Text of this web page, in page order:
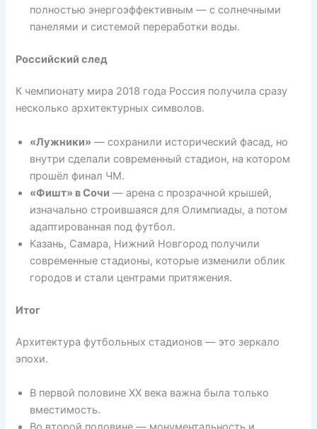
полностью энергоэффективным — с солнечными
панелями и системой переработки воды.
Российский след
К чемпионату мира 2018 года Россия получила сразу
несколько архитектурных символов.
«Лужники» — сохранили исторический фасад, но
внутри сделали современный стадион, на котором
прошёл финал ЧМ.
«Фишт» в Сочи — арена с прозрачной крышей,
изначально строившаяся для Олимпиады, а потом
адаптированная под футбол.
Казань, Самара, Нижний Новгород получили
современные стадионы, которые изменили облик
городов и стали центрами притяжения.
Итог
Архитектура футбольных стадионов — это зеркало
эпохи.
В первой половине XX века важна была только
вместимость.